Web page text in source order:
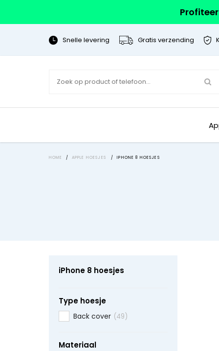
Snelle levering Gratis verzending
HOME / APPLE HOESJES / IPHONE 8 HOESJES
iPhone 8 hoesjes
Type hoesje
Back cover (49)
Materiaal